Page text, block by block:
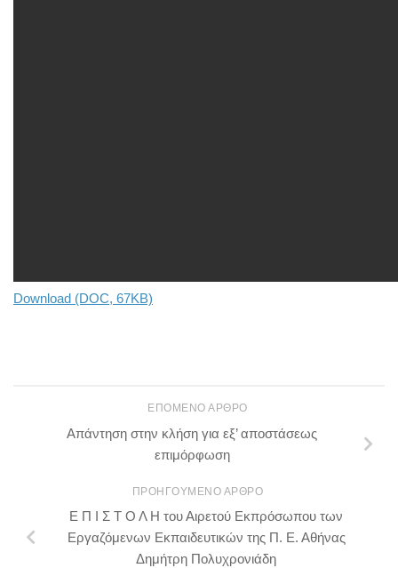
Download (DOC, 67KB)
ΕΠΌΜΕΝΟ ΆΡΘΡΟ
Απάντηση στην κλήση για εξ’ αποστάσεως
επιμόρφωση
ΠΡΟΗΓΟΎΜΕΝΟ ΆΡΘΡΟ
Ε Π Ι Σ Τ Ο Λ Η του Αιρετού Εκπρόσωπου των
Εργαζόμενων Εκπαιδευτικών της Π. Ε. Αθήνας
Δημήτρη Πολυχρονιάδη